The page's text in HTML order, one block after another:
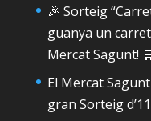
🎉 Sorteig
guanya un
Mercat Sagunt!
El Mercat
gran Sorteig